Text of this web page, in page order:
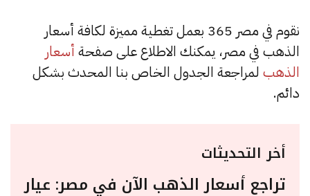
نقوم في مصر 365 بعمل تغطية مميزة لكافة أسعار
الذهب في مصر، يمكنك الاطلاع على صفحة أسعار
الذهب لمراجعة الجدول الخاص بنا المحدث بشكل
دائم.
أخر التحديثات
تراجع أسعار الذهب الآن في مصر: عيار